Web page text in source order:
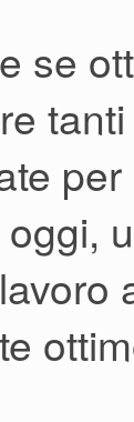
un
se